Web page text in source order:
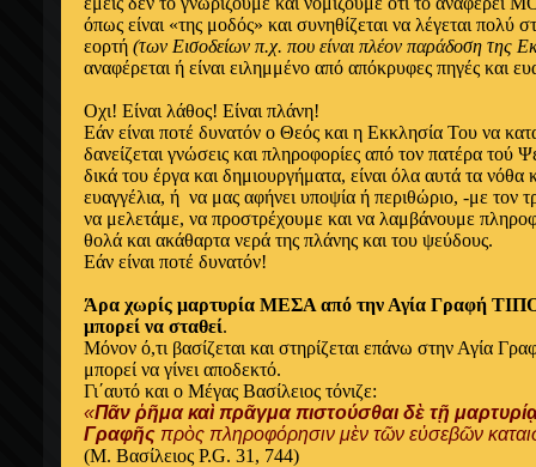
όπως είναι «της μοδός» και συνηθίζεται να λέγεται πολύ
εορτή (των Εισοδείων π.χ. που είναι πλέον παράδοση της
αναφέρεται ή είναι ειλημμένο από απόκρυφες πηγές και
Οχι! Είναι λάθος! Είναι πλάνη!
Εάν είναι ποτέ δυνατόν ο Θεός και η Εκκλησία Του να
δανείζεται γνώσεις και πληροφορίες από τον πατέρα τού
δικά του έργα και δημιουργήματα, είναι όλα αυτά τα νόθα
ευαγγέλια, ή να μας αφήνει υποψία ή περιθώριο, -με τον
να μελετάμε, να προστρέχουμε και να λαμβάνουμε
θολά και ακάθαρτα νερά της πλάνης και του ψεύδους.
Εάν είναι ποτέ δυνατόν!
Άρα χωρίς μαρτυρία ΜΕΣΑ από την Αγία Γραφή
μπορεί να σταθεί.
Μόνον ό,τι βασίζεται και στηρίζεται επάνω στην Αγία
μπορεί να γίνει αποδεκτό.
Γι΄αυτό και ο Μέγας Βασίλειος τόνιζε:
«Πᾶν ῥῆμα καὶ πρᾶγμα πιστούσθαι δὲ τῇ
Γραφῆς πρὸς πληροφόρησιν μὲν τῶν εὐσεβῶν
(Μ. Βασίλειος P.G. 31, 744)